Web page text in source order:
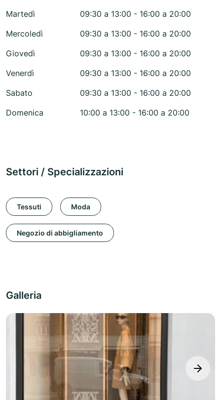
Martedì
09:30 a 13:00 - 16:00 a 20:00
Mercoledì
09:30 a 13:00 - 16:00 a 20:00
Giovedì
09:30 a 13:00 - 16:00 a 20:00
Venerdì
09:30 a 13:00 - 16:00 a 20:00
Sabato
09:30 a 13:00 - 16:00 a 20:00
Domenica
10:00 a 13:00 - 16:00 a 20:00
Settori / Specializzazioni
Tessuti Moda
Negozio di abbigliamento
Galleria
next